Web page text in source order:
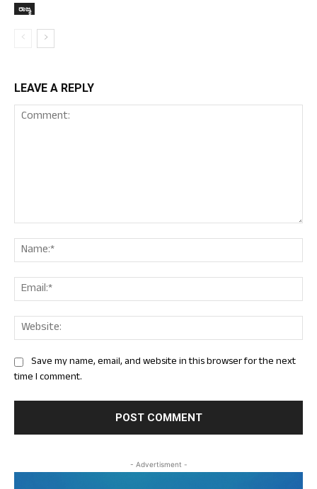
ರಾಜ್ಯ
LEAVE A REPLY
Save my name, email, and website in this browser for the next
time I comment.
- Advertisment -